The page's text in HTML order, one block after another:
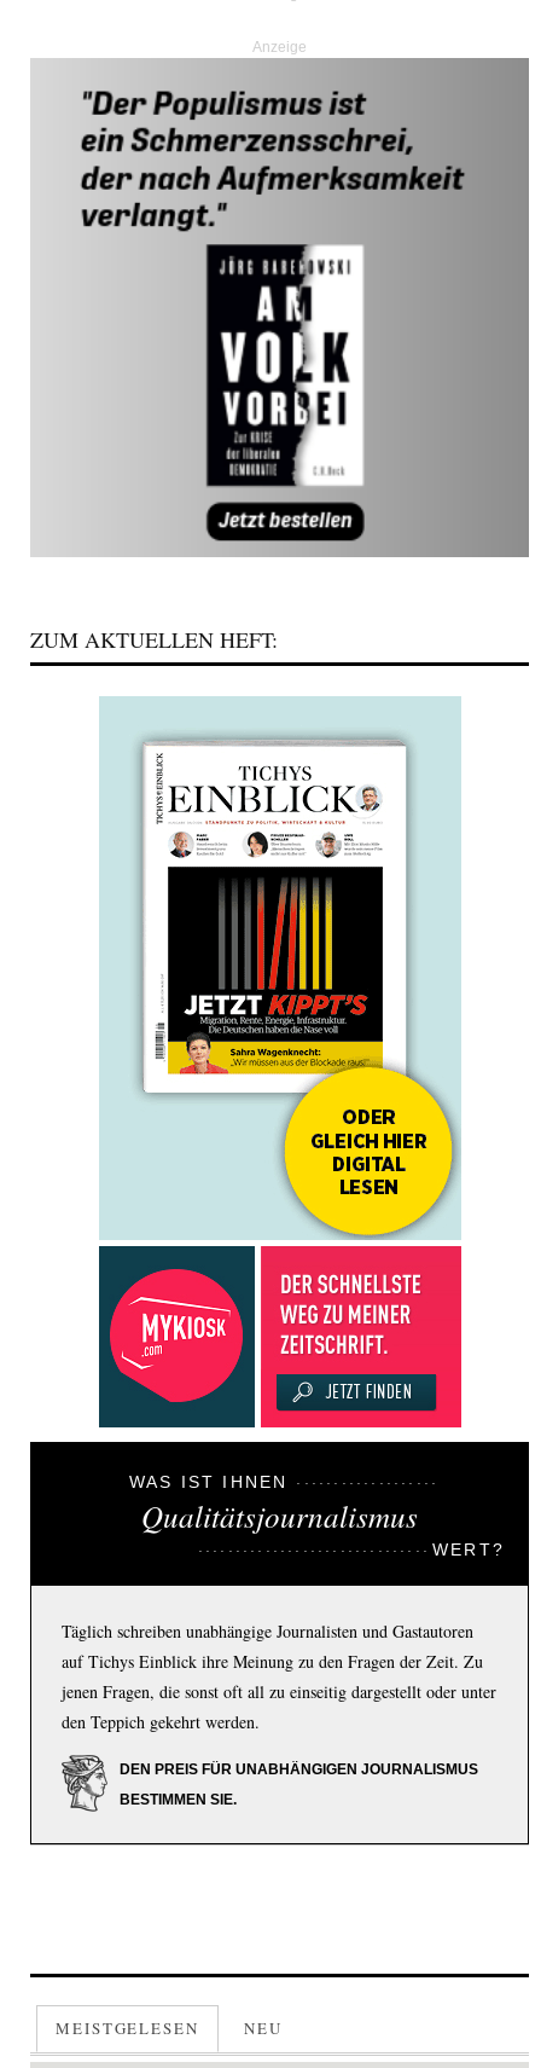
Anzeige
ZUM AKTUELLEN HEFT:
WAS IST IHNEN
Qualitätsjournalismus
WERT?
Täglich schreiben unabhängige Journalisten und Gastautoren
auf Tichys Einblick ihre Meinung zu den Fragen der Zeit. Zu
jenen Fragen, die sonst oft all zu einseitig dargestellt oder unter
den Teppich gekehrt werden.
DEN PREIS FÜR UNABHÄNGIGEN JOURNALISMUS
BESTIMMEN SIE.
MEISTGELESEN NEU